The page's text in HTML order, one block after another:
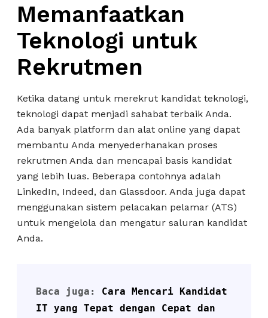
Memanfaatkan
Teknologi untuk
Rekrutmen
Ketika datang untuk merekrut kandidat teknologi,
teknologi dapat menjadi sahabat terbaik Anda.
Ada banyak platform dan alat online yang dapat
membantu Anda menyederhanakan proses
rekrutmen Anda dan mencapai basis kandidat
yang lebih luas. Beberapa contohnya adalah
LinkedIn, Indeed, dan Glassdoor. Anda juga dapat
menggunakan sistem pelacakan pelamar (ATS)
untuk mengelola dan mengatur saluran kandidat
Anda.
Baca juga: Cara Mencari Kandidat
IT yang Tepat dengan Cepat dan